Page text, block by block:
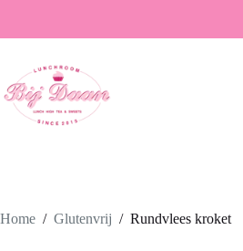
de
Home / Glutenvrij / Rundvlees kroket